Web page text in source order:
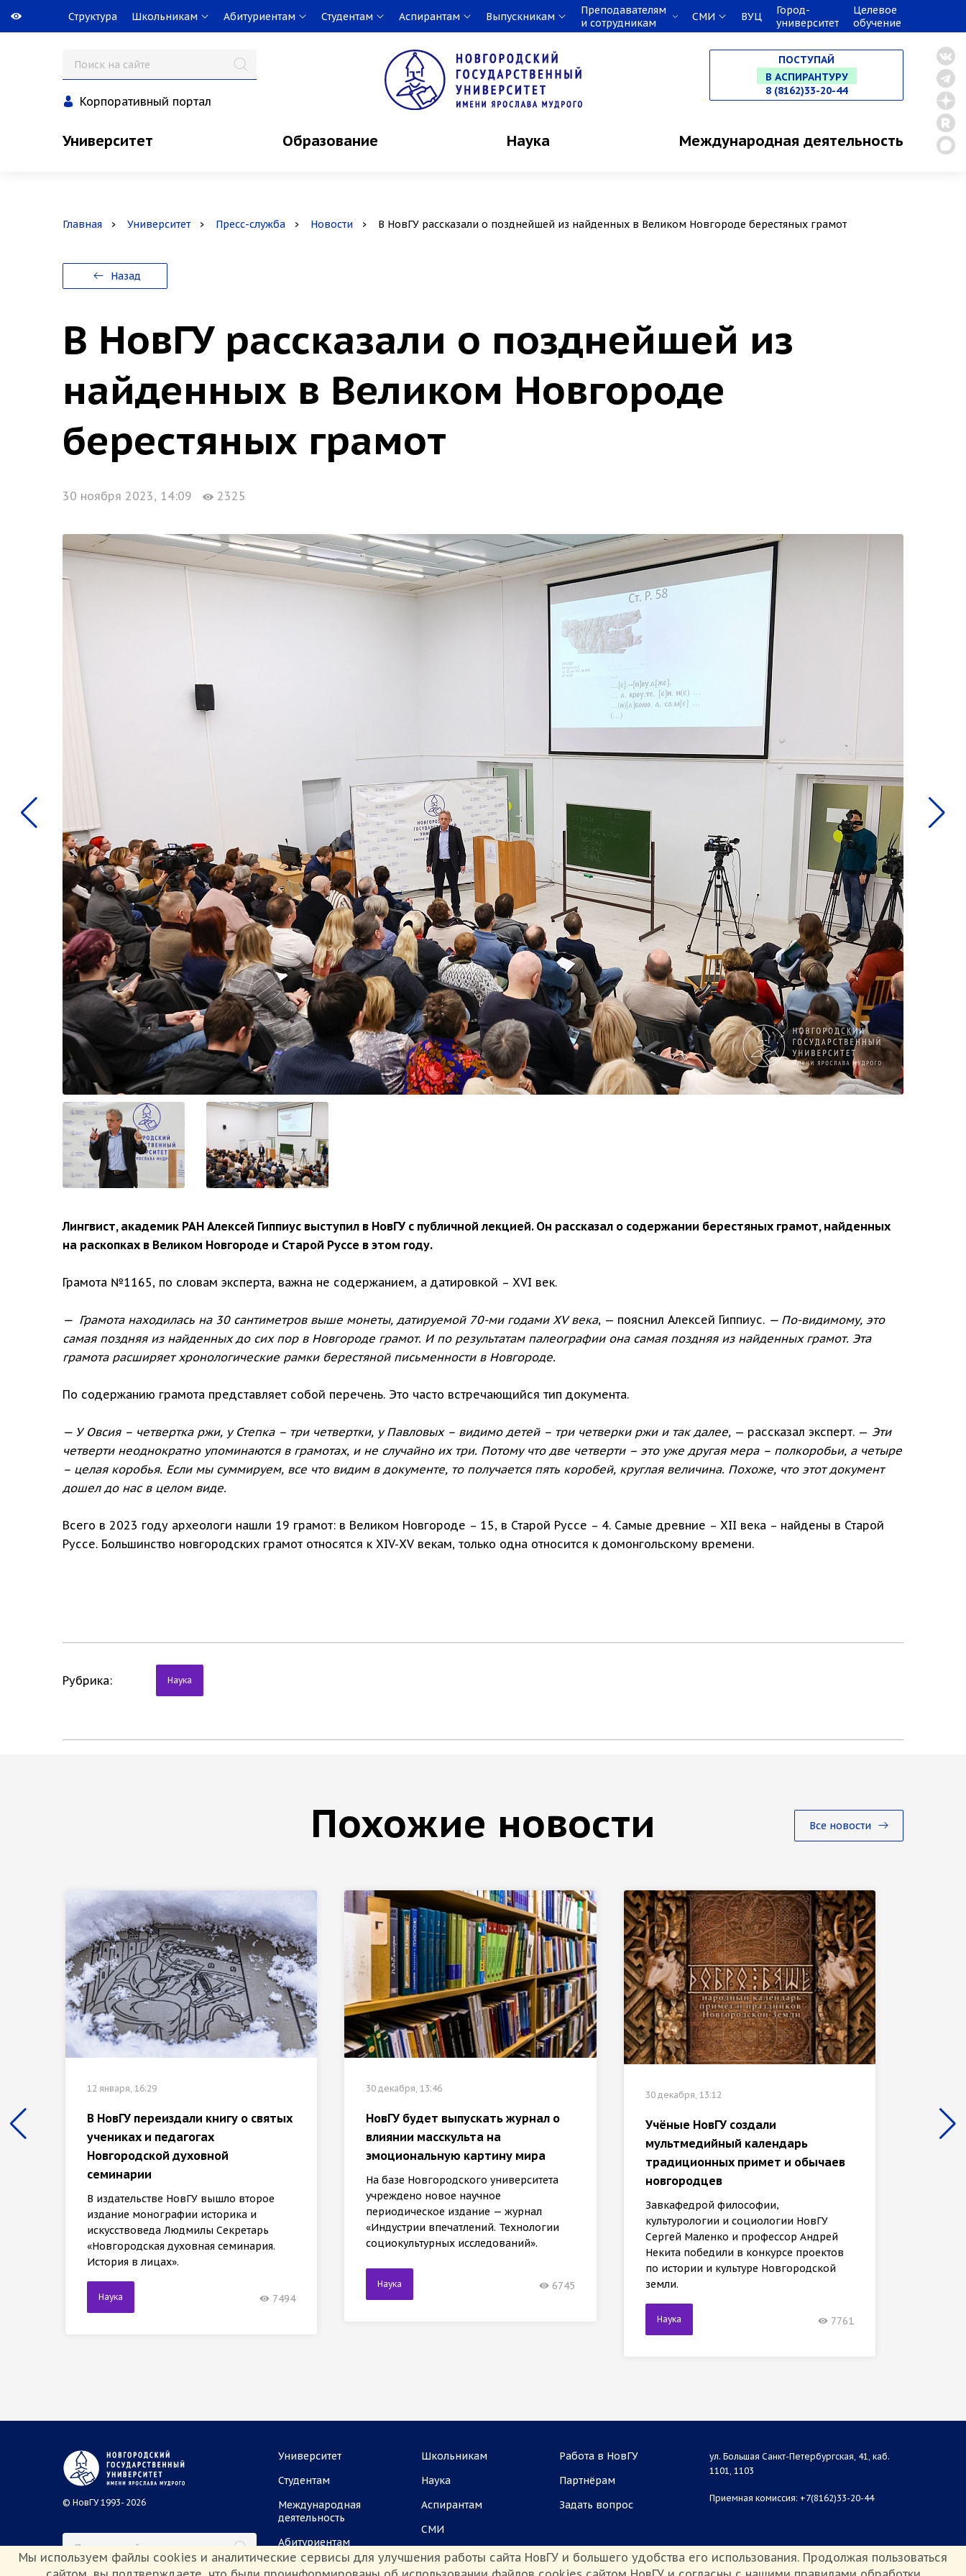
Структура Школьникам Абитуриентам Студентам Аспирантам Выпускникам
Преподавателям
и сотрудникам
СМИ ВУЦ
Город-
университет
Целевое
обучение
Корпоративный портал
ПОСТУПАЙ
НА СПЕЦИАЛИТЕТ
В МАГИСТРАТУРУ
8 (8162)33-20-44
Университет Образование Наука Международная деятельность
Главная Университет Пресс-служба Новости В НовГУ рассказали о позднейшей из найденных в Великом Новгороде берестяных грамот
Назад
В НовГУ рассказали о позднейшей из
найденных в Великом Новгороде
берестяных грамот
30 ноября 2023, 14:09 2325
Лингвист, академик РАН Алексей Гиппиус выступил в НовГУ с публичной лекцией. Он рассказал о содержании берестяных грамот, найденных
на раскопках в Великом Новгороде и Старой Руссе в этом году.
Грамота №1165, по словам эксперта, важна не содержанием, а датировкой – XVI век.
— Грамота находилась на 30 сантиметров выше монеты, датируемой 70-ми годами XV века, — пояснил Алексей Гиппиус. — По-видимому, это
самая поздняя из найденных до сих пор в Новгороде грамот. И по результатам палеографии она самая поздняя из найденных грамот. Эта
грамота расширяет хронологические рамки берестяной письменности в Новгороде.
По содержанию грамота представляет собой перечень. Это часто встречающийся тип документа.
— У Овсия – четвертка ржи, у Степка – три четвертки, у Павловых – видимо детей – три четверки ржи и так далее, — рассказал эксперт. — Эти
четверти неоднократно упоминаются в грамотах, и не случайно их три. Потому что две четверти – это уже другая мера – полкоробьи, а четыре
– целая коробья. Если мы суммируем, все что видим в документе, то получается пять коробей, круглая величина. Похоже, что этот документ
дошел до нас в целом виде.
Всего в 2023 году археологи нашли 19 грамот: в Великом Новгороде – 15, в Старой Руссе – 4. Самые древние – XII века – найдены в Старой
Руссе. Большинство новгородских грамот относятся к XIV-XV векам, только одна относится к домонгольскому времени.
Рубрика: Наука
Похожие новости Все новости
12 января, 16:29
В НовГУ переиздали книгу о святых
учениках и педагогах
Новгородской духовной
семинарии
В издательстве НовГУ вышло второе
издание монографии историка и
искусствоведа Людмилы Секретарь
«Новгородская духовная семинария.
История в лицах».
Наука 7494
30 декабря, 13:46
НовГУ будет выпускать журнал о
влиянии масскульта на
эмоциональную картину мира
На базе Новгородского университета
учреждено новое научное
периодическое издание — журнал
«Индустрии впечатлений. Технологии
социокультурных исследований».
Наука 6745
30 декабря, 13:12
Учёные НовГУ создали
мультмедийный календарь
традиционных примет и обычаев
новгородцев
Завкафедрой философии,
культурологии и социологии НовГУ
Сергей Маленко и профессор Андрей
Некита победили в конкурсе проектов
по истории и культуре Новгородской
земли.
Наука 7761
© НовГУ 1993- 2026
Университет
Студентам
Международная
деятельность
Абитуриентам
Школьникам
Наука
Аспирантам
СМИ
Работа в НовГУ
Партнёрам
Задать вопрос
ул. Большая Санкт-Петербургская, 41, каб.
1101, 1103
Приемная комиссия: +7(8162)33-20-44
Мы используем файлы cookies и аналитические сервисы для улучшения работы сайта НовГУ и большего удобства его использования. Продолжая пользоваться